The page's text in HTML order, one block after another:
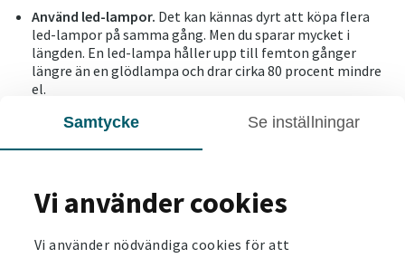
Samtycke Se inställningar
Vi använder cookies
Vi använder nödvändiga cookies för att
Använd led-lampor. Det kan kännas dyrt att köpa flera
led-lampor på samma gång. Men du sparar mycket i
längden. En led-lampa håller upp till femton gånger
längre än en glödlampa och drar cirka 80 procent mindre
el.
Släck alla lampor när du lämnar ett rum.
Det är en så
enkel sak att göra – det gäller bara att komma ihåg det!
Ungefär en femtedel av all energi du använder i ditt hem
Använd inte standby.
Elektronik drar el även när de står i
standby, så stäng av dina apparater helt istället.